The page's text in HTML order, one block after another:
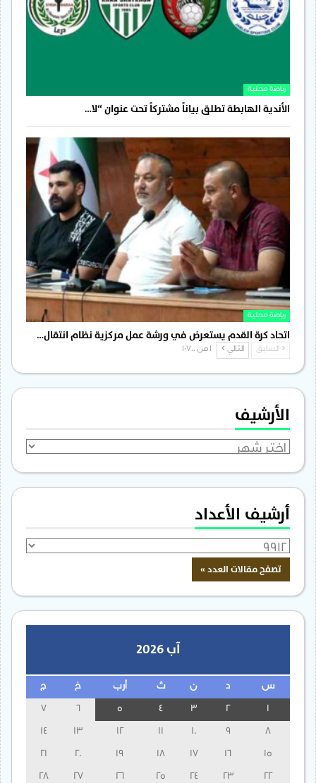
رياضة محلية
الأندية الهابطة تطلق بياناً مشتركاً تحت عنوان “لا…
رياضة محلية
اتحاد كرة القدم يستعرض في ورشة عمل مركزية نظام انتقال…
السابق التالي
الأرشيف
الأرشيف
أرشيف الأعداد
آب 2026
س ن ث أرب خ ج
3
13
14
15
16
17
18
19
20
21
22
23
24
25
26
27
28